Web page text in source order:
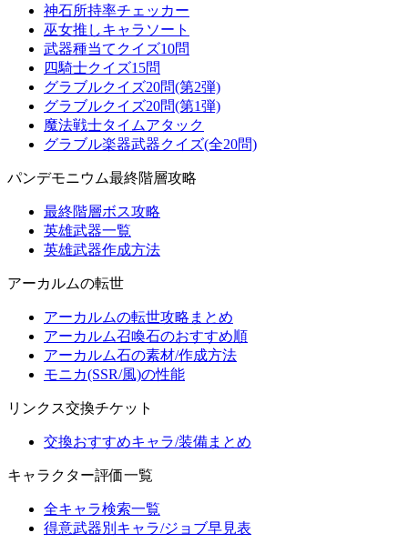
神石所持率チェッカー
巫女推しキャラソート
武器種当てクイズ10問
四騎士クイズ15問
グラブルクイズ20問(第2弾)
グラブルクイズ20問(第1弾)
魔法戦士タイムアタック
グラブル楽器武器クイズ(全20問)
パンデモニウム最終階層攻略
最終階層ボス攻略
英雄武器一覧
英雄武器作成方法
アーカルムの転世
アーカルムの転世攻略まとめ
アーカルム召喚石のおすすめ順
アーカルム石の素材/作成方法
モニカ(SSR/風)の性能
リンクス交換チケット
交換おすすめキャラ/装備まとめ
キャラクター評価一覧
全キャラ検索一覧
得意武器別キャラ/ジョブ早見表